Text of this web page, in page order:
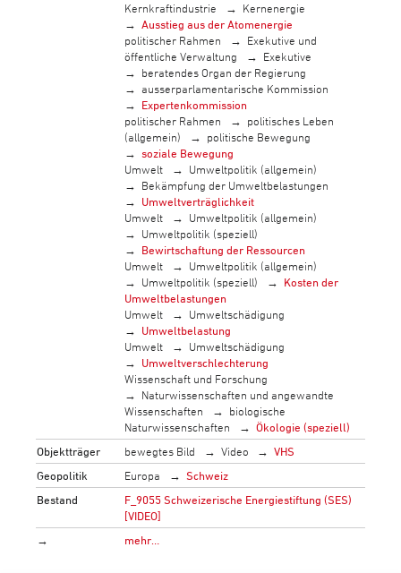
Kernkraftindustrie
Kernenergie
Ausstieg aus der Atomenergie
politischer Rahmen
Exekutive und
öffentliche Verwaltung
Exekutive
beratendes Organ der Regierung
ausserparlamentarische Kommission
Expertenkommission
politischer Rahmen
politisches Leben
(allgemein)
politische Bewegung
soziale Bewegung
Umwelt
Umweltpolitik (allgemein)
Bekämpfung der Umweltbelastungen
Umweltverträglichkeit
Umwelt
Umweltpolitik (allgemein)
Umweltpolitik (speziell)
Bewirtschaftung der Ressourcen
Umwelt
Umweltpolitik (allgemein)
Umweltpolitik (speziell)
Kosten der
Umweltbelastungen
Umwelt
Umweltschädigung
Umweltbelastung
Umwelt
Umweltschädigung
Umweltverschlechterung
Wissenschaft und Forschung
Naturwissenschaften und angewandte
Wissenschaften
biologische
Naturwissenschaften
Ökologie (speziell)
Objektträger
bewegtes Bild Video
VHS
Geopolitik
Europa
Schweiz
Bestand
F_9055 Schweizerische Energiestiftung (SES)
[VIDEO]
→
mehr…